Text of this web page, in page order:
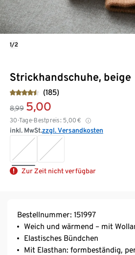
Strickhandschuhe, beige
(185)
8,99 5,00
30-Tage-Bestpreis: 5,00 €
inkl. MwSt.zzgl. Versandkosten
Zur Zeit nicht verfügbar
1/2
Bestellnummer: 151997
Weich und wärmend – mit
Elastisches Bündchen
Mit Elasthan: formbeständig,